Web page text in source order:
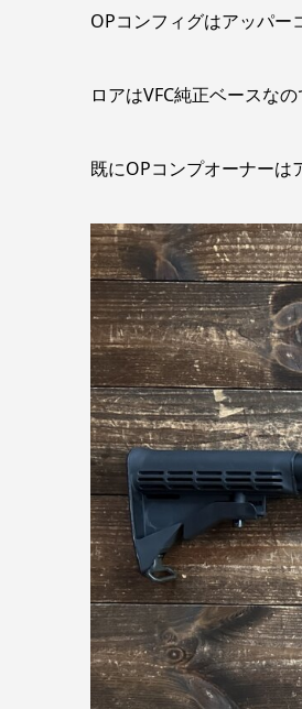
OPコンフィグはアッパー
ロアはVFC純正ベースな
既にOPコンプオーナーは